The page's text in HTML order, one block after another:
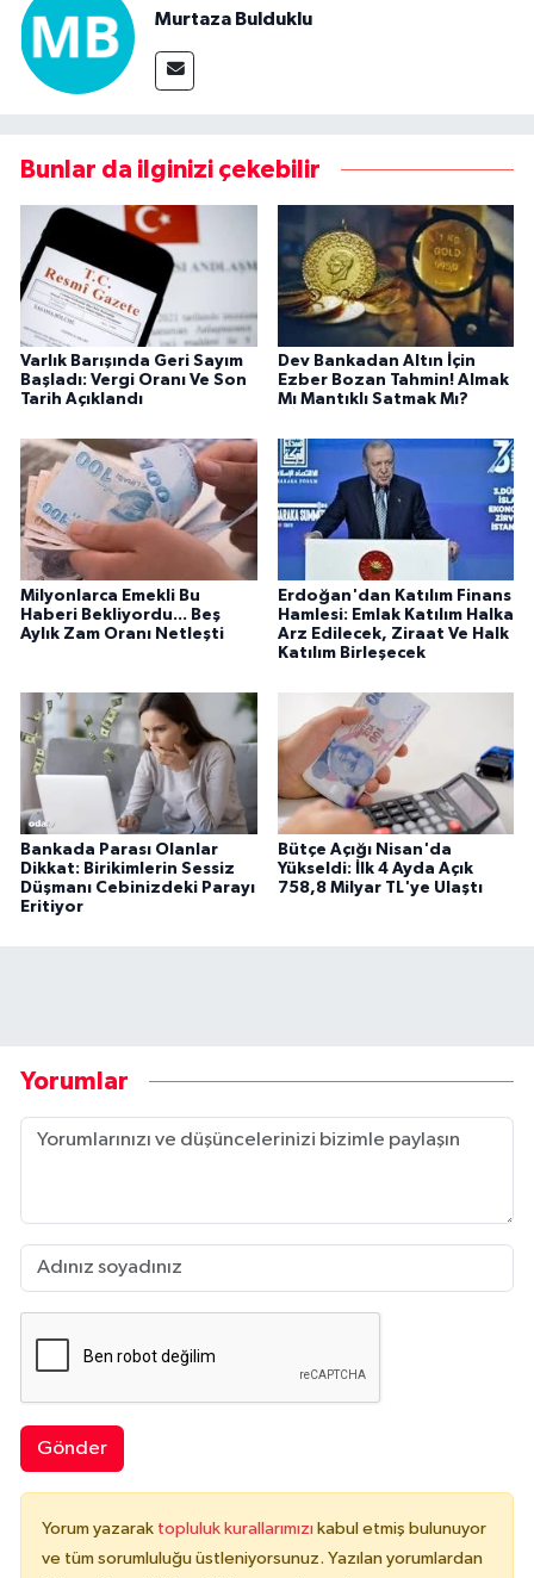
Murtaza Bulduklu
Bunlar da ilginizi çekebilir
Varlık Barışında Geri Sayım
Başladı: Vergi Oranı Ve Son
Tarih Açıklandı
Dev Bankadan Altın İçin
Ezber Bozan Tahmin! Almak
Mı Mantıklı Satmak Mı?
Milyonlarca Emekli Bu
Haberi Bekliyordu... Beş
Aylık Zam Oranı Netleşti
Erdoğan'dan Katılım Finans
Hamlesi: Emlak Katılım Halka
Arz Edilecek, Ziraat Ve Halk
Katılım Birleşecek
Bankada Parası Olanlar
Dikkat: Birikimlerin Sessiz
Düşmanı Cebinizdeki Parayı
Eritiyor
Bütçe Açığı Nisan'da
Yükseldi: İlk 4 Ayda Açık
758,8 Milyar TL'ye Ulaştı
Yorumlar
Gönder
Yorum yazarak topluluk kurallarımızı kabul etmiş bulunuyor
ve tüm sorumluluğu üstleniyorsunuz. Yazılan yorumlardan